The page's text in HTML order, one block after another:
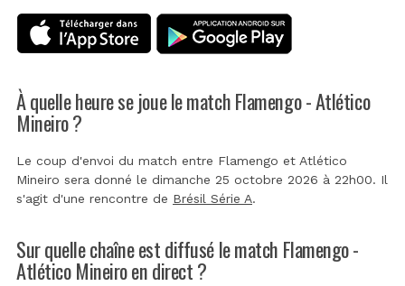
À quelle heure se joue le match Flamengo - Atlético
Mineiro ?
Le coup d'envoi du match entre Flamengo et Atlético
Mineiro sera donné le dimanche 25 octobre 2026 à 22h00. Il
s'agit d'une rencontre de Brésil Série A.
Sur quelle chaîne est diffusé le match Flamengo -
Atlético Mineiro en direct ?